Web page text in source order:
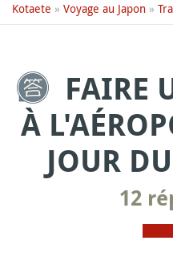
Kotaete » Voyage au Japon »
FAIRE
À
JOUR
12